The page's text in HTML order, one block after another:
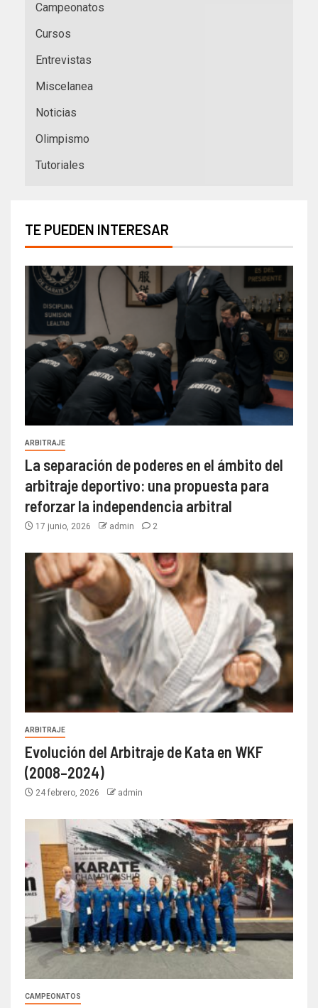
Campeonatos
Cursos
Entrevistas
Miscelanea
Noticias
Olimpismo
Tutoriales
TE PUEDEN INTERESAR
ARBITRAJE
La separación de poderes en el ámbito del
arbitraje deportivo: una propuesta para
reforzar la independencia arbitral
17 junio, 2026 admin 2
ARBITRAJE
Evolución del Arbitraje de Kata en WKF
(2008–2024)
24 febrero, 2026 admin
CAMPEONATOS